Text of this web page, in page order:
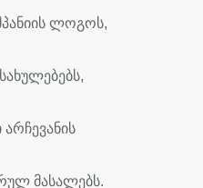
ლოგოს,
მასალებს.